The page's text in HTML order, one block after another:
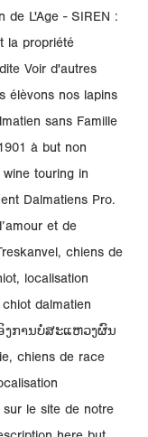
de L'Age - SIREN :
la propriété
Voir d'autres
élèvons nos lapins
sans Famille
à but non
touring in
Dalmatiens Pro.
et de
chiens de
localisation
dalmatien
ອົງການບໍ່ສະແຫວງຜົນ
chiens de race
sur le site de notre